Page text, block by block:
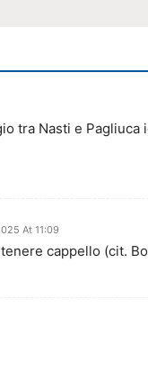
tra Nasti e
At 11:09
cappello (cit.